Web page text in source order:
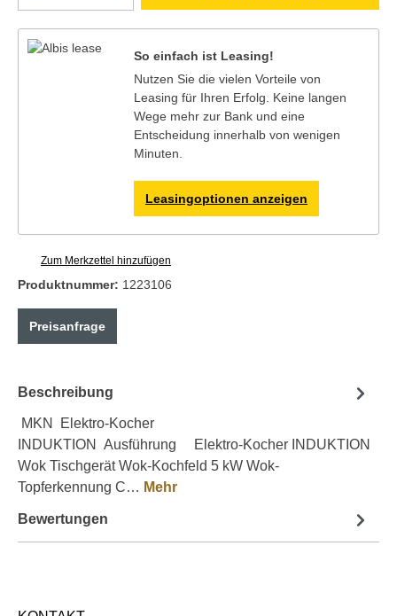
So einfach ist Leasing!
Nutzen Sie die vielen Vorteile von
Leasing für Ihren Erfolg. Keine langen
Wege mehr zur Bank und eine
Entscheidung innerhalb von wenigen
Minuten.
Leasingoptionen anzeigen
Zum Merkzettel hinzufügen
Produktnummer: 1223106
Preisanfrage
Beschreibung
MKN Elektro-Kocher
INDUKTION Ausführung Elektro-Kocher INDUKTION
Wok Tischgerät Wok-Kochfeld 5 kW Wok-
Topferkennung C… Mehr
Bewertungen